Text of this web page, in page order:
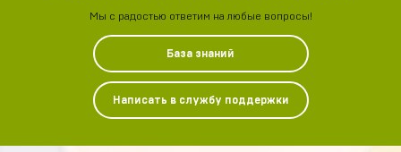
Мы с радостью ответим на любые вопросы!
База знаний
Написать в службу поддержки